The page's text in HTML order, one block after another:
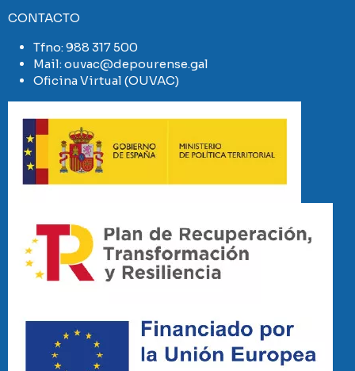
CONTACTO
Tfno:988 317 500
Mail:ouvac@depourense.gal
Oficina Virtual (OUVAC)